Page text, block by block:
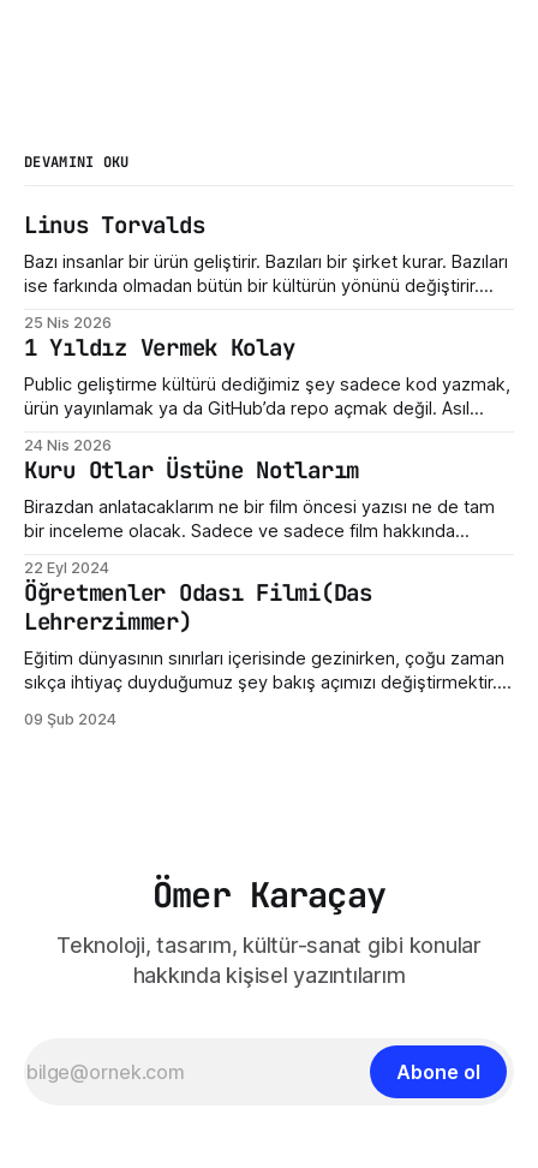
DEVAMINI OKU
Linus Torvalds
Bazı insanlar bir ürün geliştirir. Bazıları bir şirket kurar. Bazıları
ise farkında olmadan bütün bir kültürün yönünü değiştirir.
şey sadece bir işletim sistemi çekirdeği değil. Sunucuların,
telefonların, gömülü sistemlerin, süper bilgisayarların,
geliştirici araçlarının ve modern internet altyapısının sessiz
taşıyıcılarından biri. Ama hikayenin
25 Nis 2026
1 Yıldız Vermek Kolay
Public geliştirme kültürü dediğimiz şey sadece kod yazmak,
ürün yayınlamak ya da GitHub’da repo açmak değil. Asıl
gördüğümüzde ne yaptığımız. Eksik bir özellik fark
ettiğimizde nasıl konuştuğumuz. Bir geliştiricinin henüz
olgunlaşmamış fikrine verdiğimiz tepki. Maalesef bizde çoğu
zaman bu kültür destek
24 Nis 2026
Kuru Otlar Üstüne Notlarım
Birazdan anlatacaklarım ne bir film öncesi yazısı ne de tam
bir inceleme olacak. Sadece ve sadece film hakkında
Ceylan'ın son filmi "Kuru Otlar Üstüne" filmini izledim ve filmin
etkisi üzerimdeyken bir şeyler karalamak istedim. Açıkçası,
bu film beni
22 Eyl 2024
Öğretmenler Odası Filmi(Das
Lehrerzimmer)
Eğitim dünyasının sınırları içerisinde gezinirken, çoğu zaman
sıkça ihtiyaç duyduğumuz şey bakış açımızı değiştirmektir.
Öğretmenler Odası filmi, gerçek bir öğretmen odasının iç
09 Şub 2024
Ömer Karaçay
Teknoloji, tasarım, kültür-sanat gibi konular
hakkında kişisel yazıntılarım
Abone ol